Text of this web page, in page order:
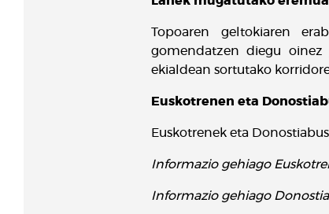
Topoaren geltokiaren
gomendatzen diegu oinez
ekialdean sortutako
Euskotrenen eta
Euskotrenek eta
Informazio gehiago
Informazio gehiago